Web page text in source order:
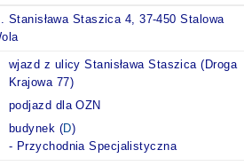
Stanisława Staszica 4, 37-450 Stalowa
wjazd z ulicy Stanisława Staszica (Droga
Krajowa 77)
podjazd dla OZN
budynek (D)
- Przychodnia Specjalistyczna